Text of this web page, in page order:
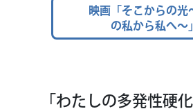
映画「そこからの光
の私から私へ～」
「わたしの多発性硬